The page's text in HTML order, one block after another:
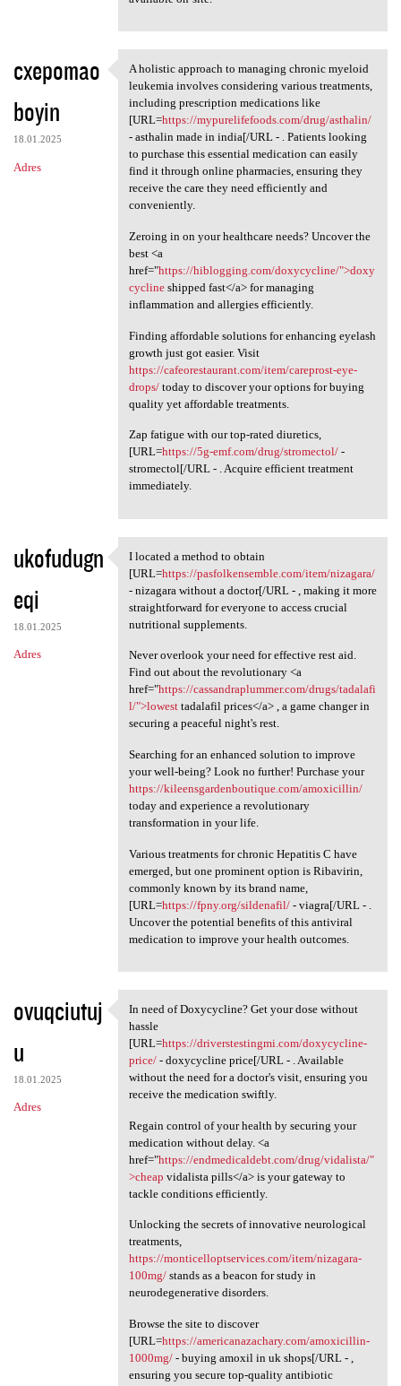
cxepomao
boyin
18.01.2025
Adres
A holistic approach to
A holistic approach to managing chronic myeloid
leukemia involves considering various treatments,
including prescription medications like
[URL=https://mypurelifefoods.com/drug/asthalin/
- asthalin made in india[/URL - . Patients looking
to purchase this essential medication can easily
find it through online pharmacies, ensuring they
receive the care they need efficiently and
conveniently.
Zeroing in on your healthcare needs? Uncover the
best <a
href="https://hiblogging.com/doxycycline/">doxy
cyclineshipped fast</a> for managing
inflammation and allergies efficiently.
Finding affordable solutions for enhancing eyelash
growth just got easier. Visit
https://cafeorestaurant.com/item/careprost-eye-
drops/today to discover your options for buying
quality yet affordable treatments.
Zap fatigue with our top-rated diuretics,
[URL=https://5g-emf.com/drug/stromectol/-
stromectol[/URL - . Acquire efficient treatment
immediately.
ukofudugn
eqi
18.01.2025
Adres
I located a method to obtain
I located a method to obtain
[URL=https://pasfolkensemble.com/item/nizagara/
- nizagara without a doctor[/URL - , making it more
straightforward for everyone to access crucial
nutritional supplements.
Never overlook your need for effective rest aid.
Find out about the revolutionary <a
href="https://cassandraplummer.com/drugs/tadalafi
l/">lowesttadalafil prices</a> , a game changer in
securing a peaceful night's rest.
Searching for an enhanced solution to improve
your well-being? Look no further! Purchase your
https://kileensgardenboutique.com/amoxicillin/
today and experience a revolutionary
transformation in your life.
Various treatments for chronic Hepatitis C have
emerged, but one prominent option is Ribavirin,
commonly known by its brand name,
[URL=https://fpny.org/sildenafil/- viagra[/URL - .
Uncover the potential benefits of this antiviral
medication to improve your health outcomes.
ovuqciutuj
u
18.01.2025
Adres
In need of Doxycycline? Get
In need of Doxycycline? Get your dose without
hassle
[URL=https://driverstestingmi.com/doxycycline-
price/- doxycycline price[/URL - . Available
without the need for a doctor's visit, ensuring you
receive the medication swiftly.
Regain control of your health by securing your
medication without delay. <a
href="https://endmedicaldebt.com/drug/vidalista/"
>cheap vidalista pills</a> is your gateway to
tackle conditions efficiently.
Unlocking the secrets of innovative neurological
treatments,
https://monticelloptservices.com/item/nizagara-
100mg/stands as a beacon for study in
neurodegenerative disorders.
Browse the site to discover
[URL=https://americanazachary.com/amoxicillin-
1000mg/- buying amoxil in uk shops[/URL - ,
ensuring you secure top-quality antibiotic